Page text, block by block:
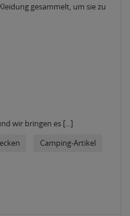
gesammelt, um sie zu
wir bringen es [...]
Camping-Artikel